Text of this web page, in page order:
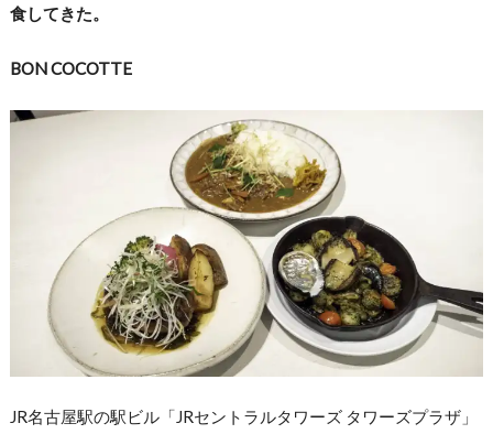
食してきた。
BON COCOTTE
JR名古屋駅の駅ビル「JRセントラルタワーズ タワーズプラザ」